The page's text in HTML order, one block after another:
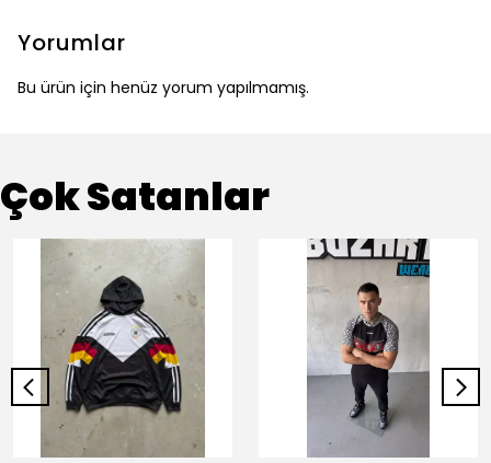
Yorumlar
Bu ürün için henüz yorum yapılmamış.
Çok Satanlar